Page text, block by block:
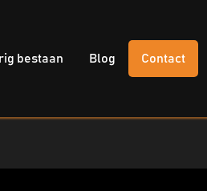
bestaan Blog Contact